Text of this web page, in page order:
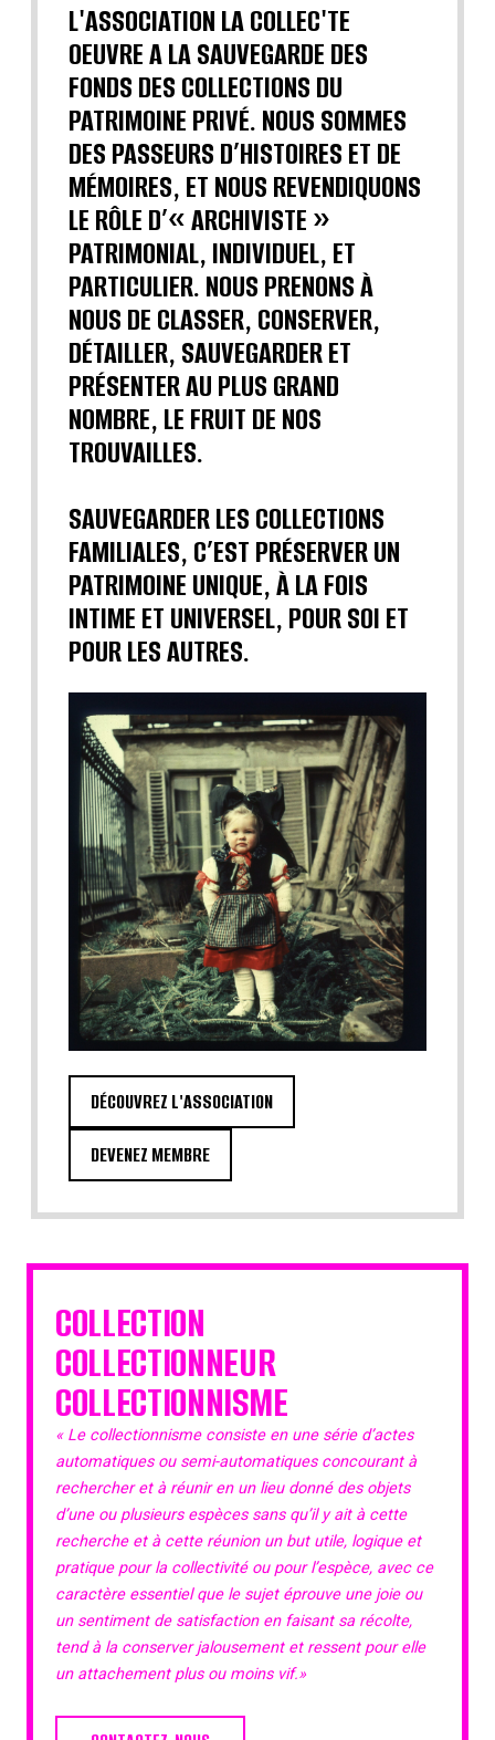
L'ASSOCIATION LA COLLEC'TE
OEUVRE A LA SAUVEGARDE DES
FONDS DES COLLECTIONS DU
PATRIMOINE PRIVÉ. NOUS SOMMES
DES PASSEURS D’HISTOIRES ET DE
MÉMOIRES, ET NOUS REVENDIQUONS
LE RÔLE D’« ARCHIVISTE »
PATRIMONIAL, INDIVIDUEL, ET
PARTICULIER. NOUS PRENONS À
NOUS DE CLASSER, CONSERVER,
DÉTAILLER, SAUVEGARDER ET
PRÉSENTER AU PLUS GRAND
NOMBRE, LE FRUIT DE NOS
TROUVAILLES.
SAUVEGARDER LES COLLECTIONS
FAMILIALES, C’EST PRÉSERVER UN
PATRIMOINE UNIQUE, À LA FOIS
INTIME ET UNIVERSEL, POUR SOI ET
POUR LES AUTRES.
DÉCOUVREZ L'ASSOCIATION
DEVENEZ MEMBRE
COLLECTION
COLLECTIONNEUR
COLLECTIONNISME
« Le collectionnisme consiste en une série d’actes
automatiques ou semi-automatiques concourant à
rechercher et à réunir en un lieu donné des objets
d’une ou plusieurs espèces sans qu’il y ait à cette
recherche et à cette réunion un but utile, logique et
pratique pour la collectivité ou pour l’espèce, avec ce
caractère essentiel que le sujet éprouve une joie ou
un sentiment de satisfaction en faisant sa récolte,
tend à la conserver jalousement et ressent pour elle
un attachement plus ou moins vif.»